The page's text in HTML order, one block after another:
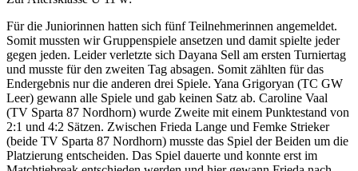
Für die Juniorinnen hatten sich fünf Teilnehmerinnen angemeldet.
Somit mussten wir Gruppenspiele ansetzen und damit spielte jeder
gegen jeden. Leider verletzte sich Dayana Sell am ersten Turniertag
und musste für den zweiten Tag absagen. Somit zählten für das
Endergebnis nur die anderen drei Spiele. Yana Grigoryan (TC GW
Leer) gewann alle Spiele und gab keinen Satz ab. Caroline Vaal
(TV Sparta 87 Nordhorn) wurde Zweite mit einem Punktestand von
2:1 und 4:2 Sätzen. Zwischen Frieda Lange und Femke Strieker
(beide TV Sparta 87 Nordhorn) musste das Spiel der Beiden um die
Platzierung entscheiden. Das Spiel dauerte und konnte erst im